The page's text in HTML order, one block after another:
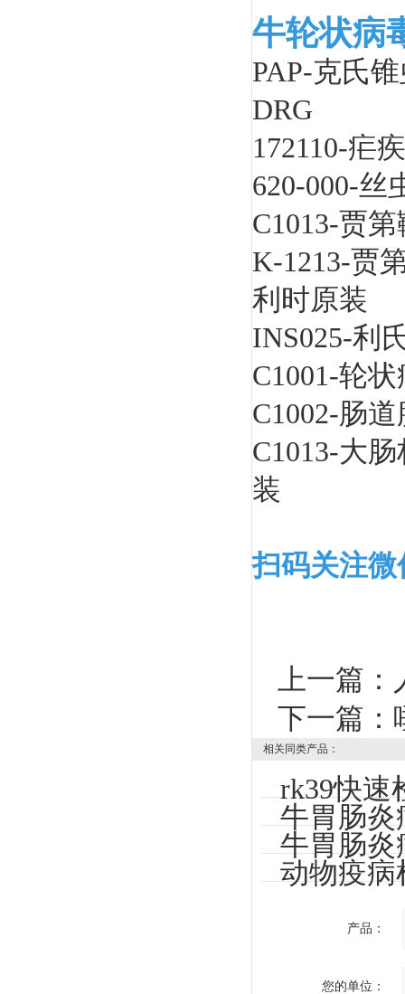
牛轮状病
PAP-克氏
DRG
172110-疟
620-000-丝
C1013-贾
K-1213-贾
利时原装
INS025-利
C1001-轮
C1002-肠
C1013-大
装
扫码关注
上一篇：
下一篇：
相关同类产品：
rk39快速
牛胃肠炎
牛胃肠炎
动物疫病
产品：
您的单位：